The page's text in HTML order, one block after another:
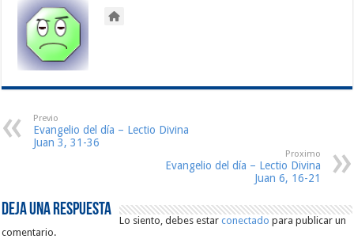
Previo
Evangelio del día – Lectio Divina
Juan 3, 31-36
Proximo
Evangelio del día – Lectio Divina
Juan 6, 16-21
Deja una respuesta
Lo siento, debes estarconectado para publicar un
comentario.